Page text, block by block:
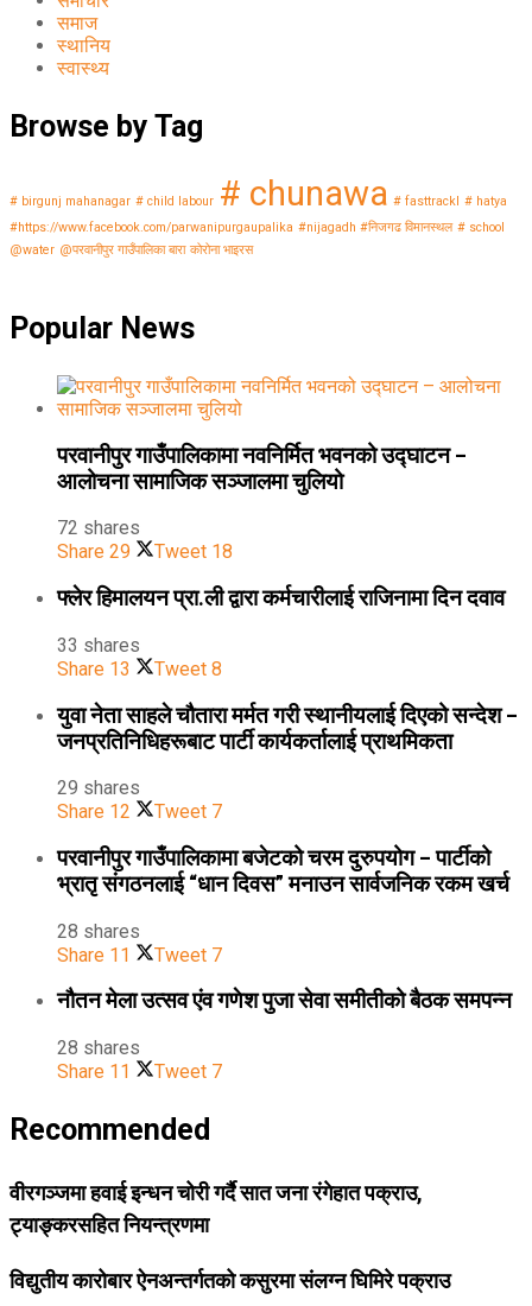
समाज
स्थानिय
स्वास्थ्य
Browse by Tag
# birgunj mahanagar # child labour # chunawa # fasttrackl # hatya
#https://www.facebook.com/parwanipurgaupalika #nijagadh #निजगढ विमानस्थल # school
@water @परवानीपुर गाउँपालिका बारा कोरोना भाइरस
Popular News
परवानीपुर गाउँपालिकामा नवनिर्मित भवनको उद्घाटन –
आलोचना सामाजिक सञ्जालमा चुलियो
72 shares
Share 29 Tweet 18
फ्लेर हिमालयन प्रा.ली द्वारा कर्मचारीलाई राजिनामा दिन दवाव
33 shares
Share 13 Tweet 8
युवा नेता साहले चौतारा मर्मत गरी स्थानीयलाई दिएको सन्देश –
जनप्रतिनिधिहरूबाट पार्टी कार्यकर्तालाई प्राथमिकता
29 shares
Share 12 Tweet 7
परवानीपुर गाउँपालिकामा बजेटको चरम दुरुपयोग – पार्टीको
भ्रातृ संगठनलाई “धान दिवस” मनाउन सार्वजनिक रकम खर्च
28 shares
Share 11 Tweet 7
नौतन मेला उत्सव एंव गणेश पुजा सेवा समीतीको बैठक समपन्न
28 shares
Share 11 Tweet 7
Recommended
वीरगञ्जमा हवाई इन्धन चोरी गर्दै सात जना रंगेहात पक्राउ,
ट्याङ्करसहित नियन्त्रणमा
विद्युतीय कारोबार ऐनअन्तर्गतको कसुरमा संलग्न घिमिरे पक्राउ